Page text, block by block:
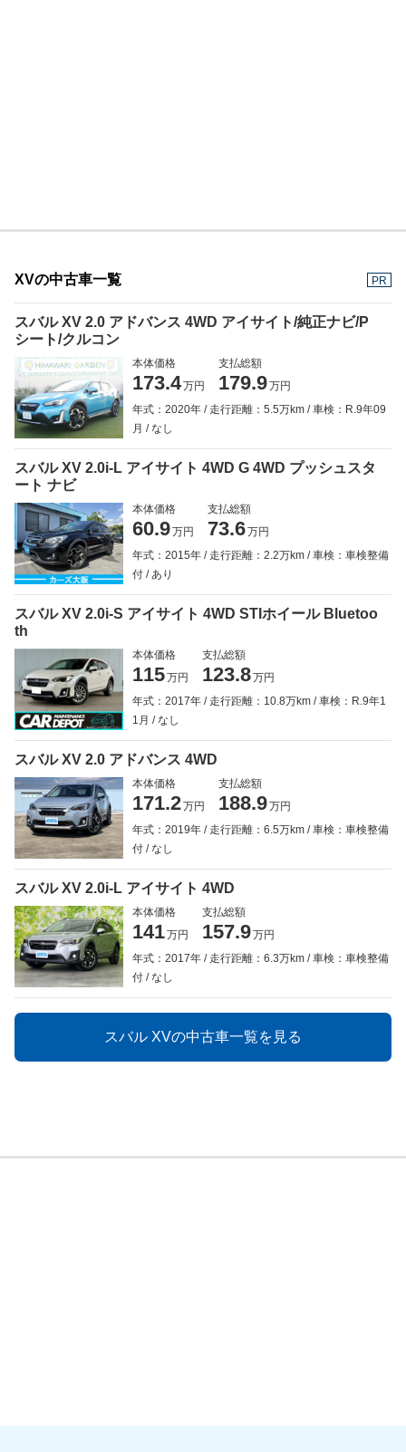
XVの中古車一覧 PR
スバル XV 2.0 アドバンス 4WD アイサイト/純正ナビ/P
シート/クルコン
本体価格
173.4万円
支払総額
179.9万円
年式：2020年
走行距離：5.5万km
車検：R.9年09
月
なし
スバル XV 2.0i-L アイサイト 4WD G 4WD プッシュスタ
ート ナビ
本体価格
60.9万円
支払総額
73.6万円
年式：2015年
走行距離：2.2万km
車検：車検整備
付
あり
スバル XV 2.0i-S アイサイト 4WD STIホイール Bluetoo
th
本体価格
115万円
支払総額
123.8万円
年式：2017年
走行距離：10.8万km
車検：R.9年1
1月
なし
スバル XV 2.0 アドバンス 4WD
本体価格
171.2万円
支払総額
188.9万円
年式：2019年
走行距離：6.5万km
車検：車検整備
付
なし
スバル XV 2.0i-L アイサイト 4WD
本体価格
141万円
支払総額
157.9万円
年式：2017年
走行距離：6.3万km
車検：車検整備
付
なし
スバル XVの中古車一覧を見る